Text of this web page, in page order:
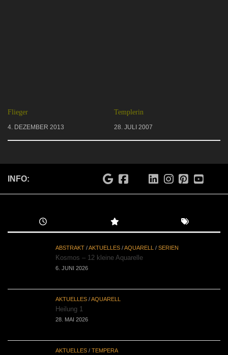
Flieger
4. DEZEMBER 2013
Templerin
28. JULI 2007
INFO:
ABSTRAKT /AKTUELLES /AQUARELL / SERIEN
Kosmos – 12 kleine Aquarelle
6. JUNI 2026
AKTUELLES /AQUARELL
Heilung 1
28. MAI 2026
AKTUELLES / TEMPERA